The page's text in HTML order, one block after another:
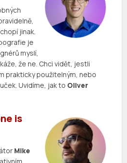
jinak.
je
myslí,
že ne. Chci vidět, jestli
prakticky použitelným, nebo
Uvidíme, jak to Oliver
is
Mike